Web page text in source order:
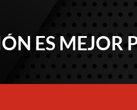
ES MEJOR